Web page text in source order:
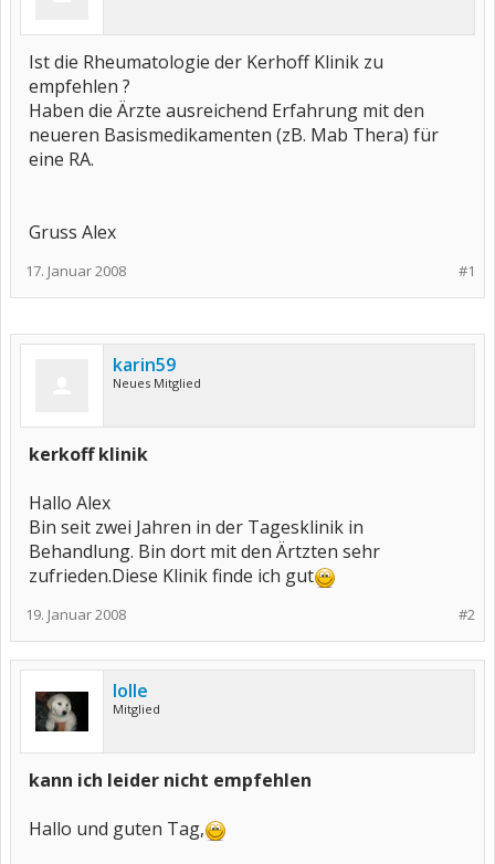
Ist die Rheumatologie der Kerhoff Klinik zu
empfehlen ?
Haben die Ärzte ausreichend Erfahrung mit den
neueren Basismedikamenten (zB. Mab Thera) für
eine RA.
Gruss Alex
#1
17. Januar 2008
karin59
Neues Mitglied
kerkoff klinik
Hallo Alex
Bin seit zwei Jahren in der Tagesklinik in
Behandlung. Bin dort mit den Ärtzten sehr
zufrieden.Diese Klinik finde ich gut
#2
19. Januar 2008
lolle
Mitglied
kann ich leider nicht empfehlen
Hallo und guten Tag,